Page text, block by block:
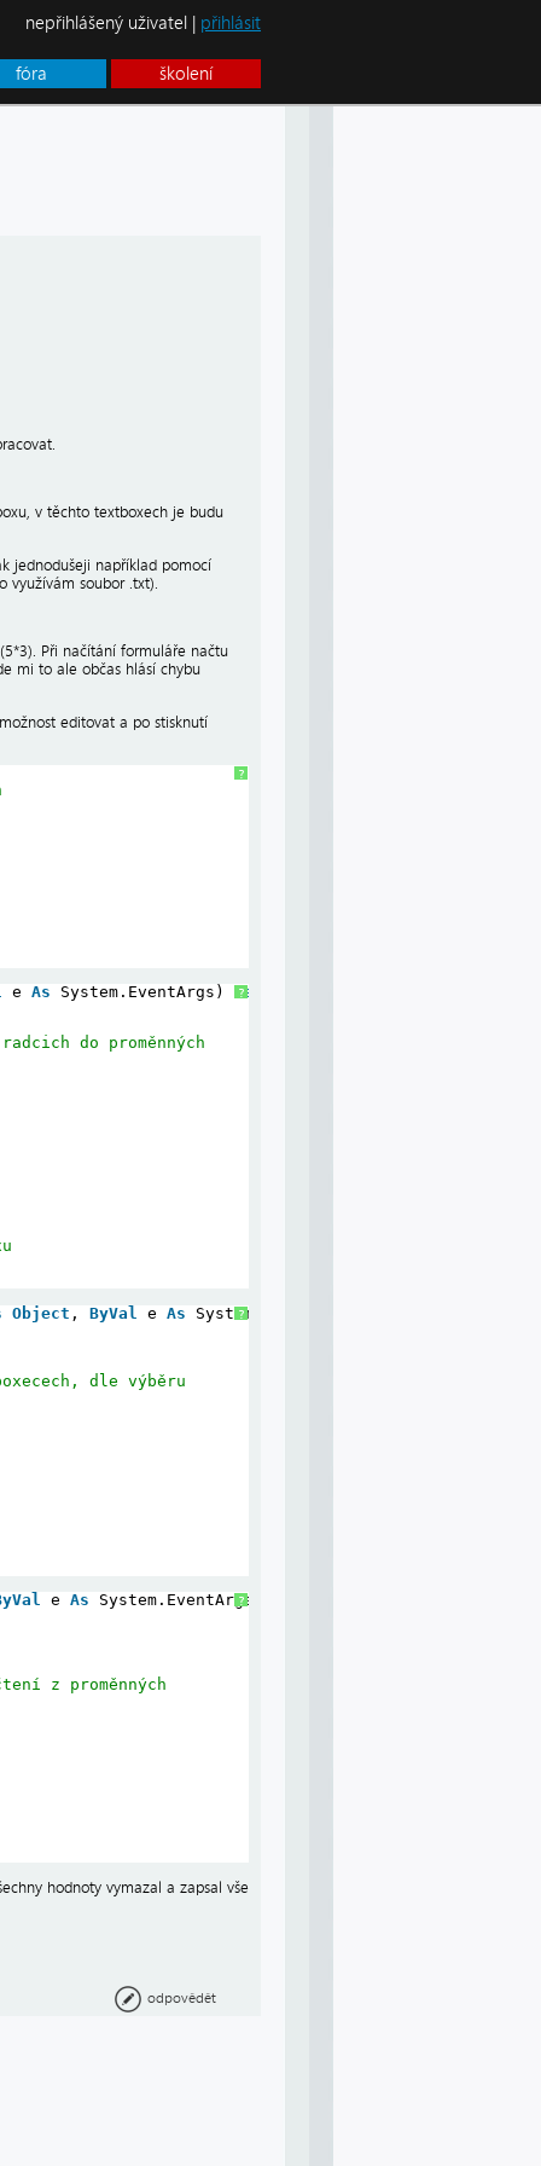
fóra školení
nepřihlášený uživatel | přihlásit
v těchto textboxech je budu
jednodušeji například pomocí
využívám soubor .txt).
Při načítání formuláře načtu
mi to ale občas hlásí chybu
editovat a po stisknutí
?
?
e As System.EventArgs) Handles
do proměnných
?
Object , ByVal e As System.EventArgs)
dle výběru
?
e As System.EventArgs)
z proměnných
hodnoty vymazal a zapsal vše
odpovědět